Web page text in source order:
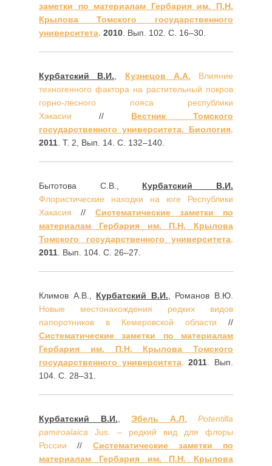
заметки по материалам Гербария им. П.Н.
Крылова Томского государственного
университета. 2010. Вып. 102. С. 16–30.
Курбатский В.И., Кузнецов А.А.
Влияние
техногенного фактора на растительный покров
горно-лесного пояса республики
Хакасии // Вестник Томского
государственного университета. Биология.
2011. Т. 2, Вып. 14. С. 132–140.
Бытотова С.В., Курбатский В.И.
Флористические находки на юге Республики
Хакасия // Систематические заметки по
материалам Гербария им. П.Н. Крылова
Томского государственного университета.
2011. Вып. 104. С. 26–27.
Климов А.В., Курбатский В.И., Романов В.Ю.
Новые местонахождения редких видов
папоротников в Кемеровской области //
Систематические заметки по материалам
Гербария им. П.Н. Крылова Томского
государственного университета.2011. Вып.
104. С. 28–31.
Курбатский В.И., Эбель А.Л.
Potentilla
pamiroalaica Jus. – редкий вид для флоры
России // Систематические заметки по
материалам Гербария им. П.Н. Крылова